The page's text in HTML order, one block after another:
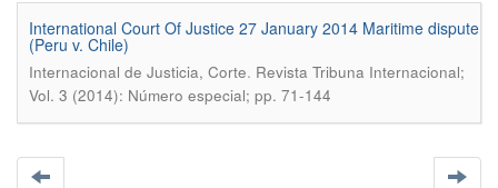
International Court Of Justice 27 January 2014 Maritime dispute
(Peru v. Chile)
Internacional de Justicia, Corte. Revista Tribuna Internacional;
Vol. 3 (2014): Número especial; pp. 71-144